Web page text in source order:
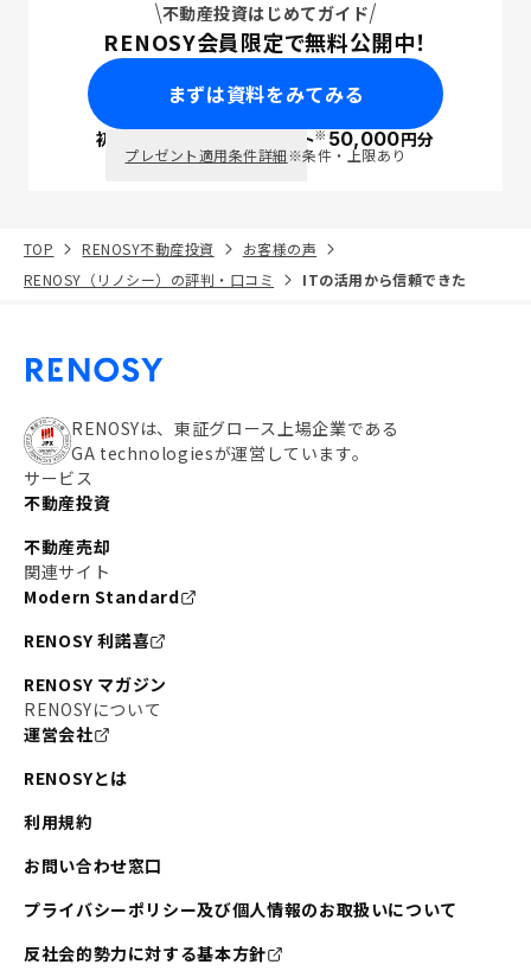
不動産投資はじめてガイド
RENOSY会員限定で無料公開中！
まずは資料をみてみる
初回面談で ポイント※50,000円分
プレゼント適用条件詳細※条件・上限あり
TOP RENOSY不動産投資
お客様の声
RENOSY（リノシー）の評判・口コミ
ITの活用から信頼できた
RENOSYは、東証グロース上場企業である
GA technologiesが運営しています。
サービス
不動産投資
不動産売却
関連サイト
Modern Standard
RENOSY 利諾喜
RENOSY マガジン
RENOSYについて
運営会社
RENOSYとは
利用規約
お問い合わせ窓口
プライバシーポリシー及び個人情報のお取扱いについて
反社会的勢力に対する基本方針